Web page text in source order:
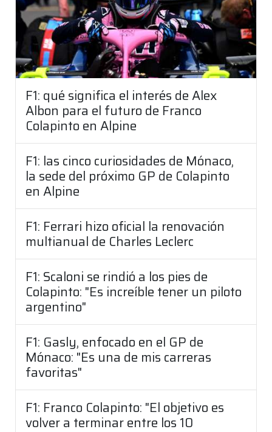
F1: qué significa el interés de Alex
Albon para el futuro de Franco
Colapinto en Alpine
F1: las cinco curiosidades de Mónaco,
la sede del próximo GP de Colapinto
en Alpine
F1: Ferrari hizo oficial la renovación
multianual de Charles Leclerc
F1: Scaloni se rindió a los pies de
Colapinto: "Es increíble tener un piloto
argentino"
F1: Gasly, enfocado en el GP de
Mónaco: "Es una de mis carreras
favoritas"
F1: Franco Colapinto: "El objetivo es
volver a terminar entre los 10